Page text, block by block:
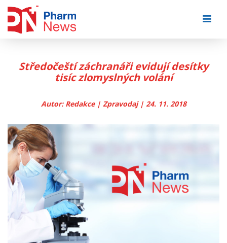
Středočeští záchranáři evidují desítky
tisíc zlomyslných volání
Autor: Redakce | Zpravodaj | 24. 11. 2018